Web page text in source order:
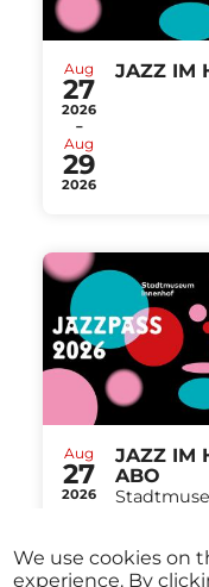
Aug
27
2026
-
Aug
29
2026
JAZZ IM
Aug
27
2026
29
2026
JAZZ IM
ABO
We use cookies on
experience. By